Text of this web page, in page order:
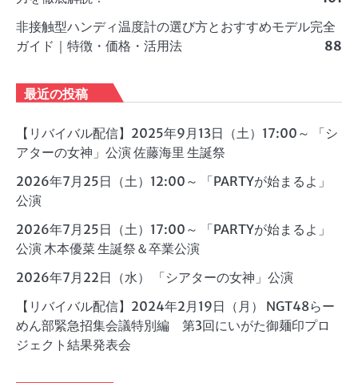
非接触型ハンディ温度計の選び方とおすすめモデル完全
ガイド｜特徴・価格・活用法
88
最近の投稿
【リバイバル配信】2025年9月13日（土）17:00～ 「シ
アターの女神」公演 佐藤海里 生誕祭
2026年7月25日（土）12:00～ 「PARTYが始まるよ」
公演
2026年7月25日（土）17:00～ 「PARTYが始まるよ」
公演 木本優菜 生誕祭＆卒業公演
2026年7月22日（水） 「シアターの女神」公演
【リバイバル配信】2024年2月19日（月） NGT48らー
めん部緊急招集会議特別編 第3回にいがた御麺印プロ
ジェクト結果発表会